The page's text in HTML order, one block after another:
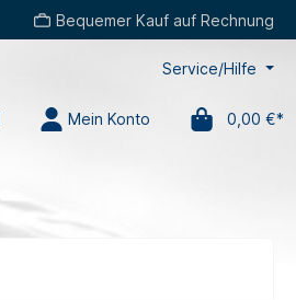
Bequemer Kauf auf Rechnung
Service/Hilfe
Mein Konto 0,00 €*